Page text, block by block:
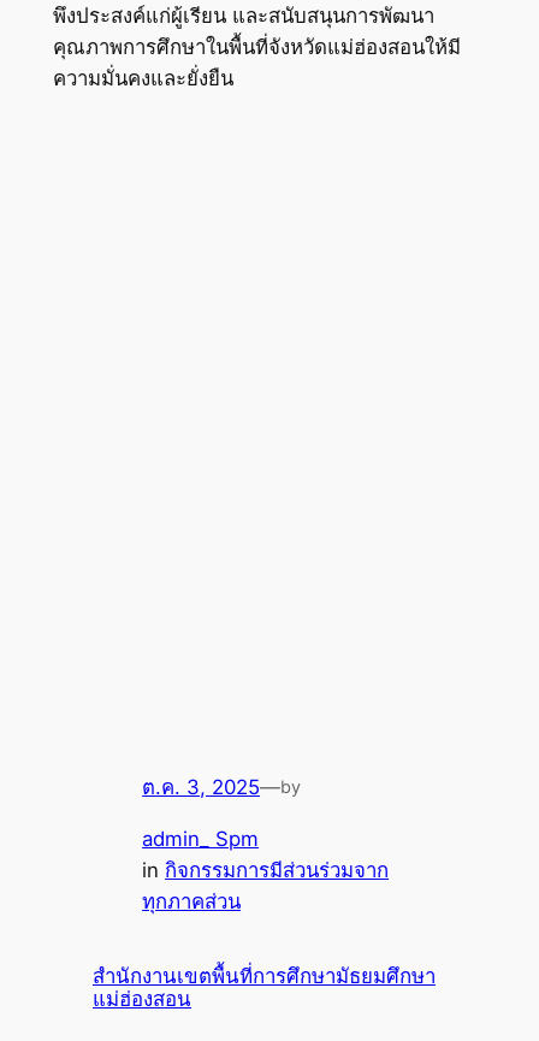
พึงประสงค์แก่ผู้เรียน และสนับสนุนการพัฒนา
คุณภาพการศึกษาในพื้นที่จังหวัดแม่ฮ่องสอนให้มี
ความมั่นคงและยั่งยืน
ต.ค. 3, 2025—by
admin_ Spm
in กิจกรรมการมีส่วนร่วมจาก
ทุกภาคส่วน
สำนักงานเขตพื้นที่การศึกษามัธยมศึกษา
แม่ฮ่องสอน